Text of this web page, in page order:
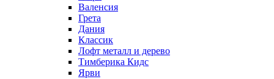
Валенсия
Грета
Дания
Классик
Лофт металл и дерево
Тимберика Кидс
Ярви